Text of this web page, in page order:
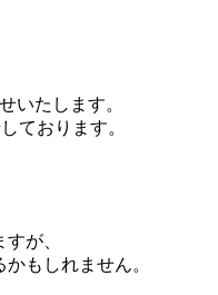
いたします。
ております。
が、
もしれません。